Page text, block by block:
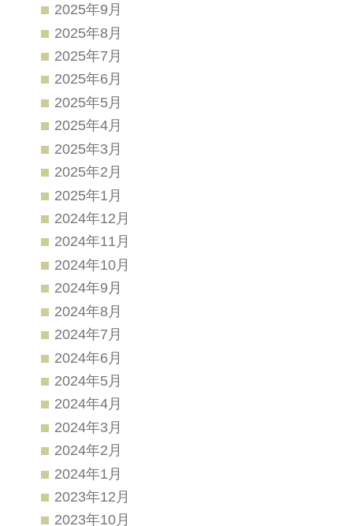
2025年9月
2025年8月
2025年7月
2025年6月
2025年5月
2025年4月
2025年3月
2025年2月
2025年1月
2024年12月
2024年11月
2024年10月
2024年9月
2024年8月
2024年7月
2024年6月
2024年5月
2024年4月
2024年3月
2024年2月
2024年1月
2023年12月
2023年10月